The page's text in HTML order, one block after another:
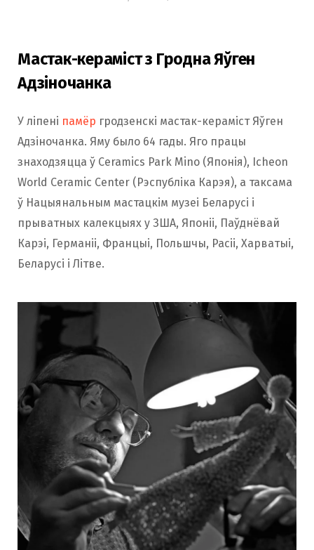
Мастак-кераміст з Гродна Яўген
Адзіночанка
У ліпені памёр гродзенскі мастак-кераміст Яўген
Адзіночанка. Яму было 64 гады. Яго працы
знаходзяцца ў Ceramics Park Mino (Японія), Icheon
World Ceramic Center (Рэспубліка Карэя), а таксама
ў Нацыянальным мастацкім музеі Беларусі і
прыватных калекцыях у ЗША, Японіі, Паўднёвай
Карэі, Германіі, Францыі, Польшчы, Расіі, Харватыі,
Беларусі і Літве.